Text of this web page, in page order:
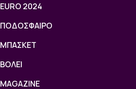
EURO 2024
ΠΟΔΟΣΦΑΙΡΟ
ΜΠΑΣΚΕΤ
ΒOΛΕΙ
MAGAZINE